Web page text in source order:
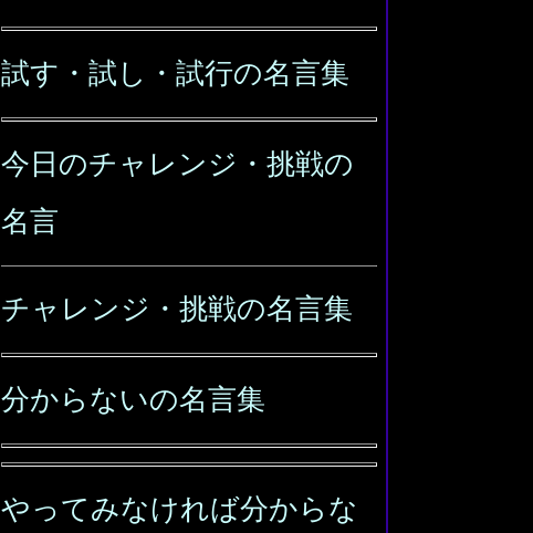
試す・試し・試行の名言集
今日のチャレンジ・挑戦の
名言
チャレンジ・挑戦の名言集
分からないの名言集
やってみなければ分からな